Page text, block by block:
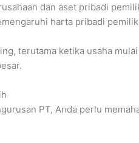
dan aset pribadi
harta pribadi
terutama ketika usaha
PT, Anda perlu